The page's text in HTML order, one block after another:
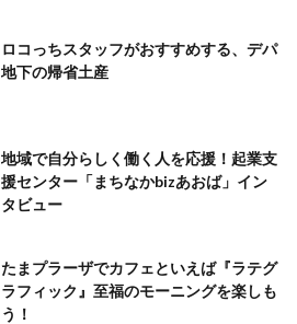
ロコっちスタッフがおすすめする、デパ
地下の帰省土産
地域で自分らしく働く人を応援！起業支
援センター「まちなかbizあおば」イン
タビュー
たまプラーザでカフェといえば『ラテグ
ラフィック』至福のモーニングを楽しも
う！